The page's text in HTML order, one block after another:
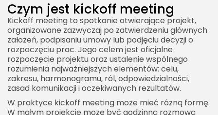
Czym jest kickoff meeting
Kickoff meeting to spotkanie otwierające projekt,
organizowane zazwyczaj po zatwierdzeniu głównych
założeń, podpisaniu umowy lub podjęciu decyzji o
rozpoczęciu prac. Jego celem jest oficjalne
rozpoczęcie projektu oraz ustalenie wspólnego
rozumienia najważniejszych elementów: celu,
zakresu, harmonogramu, ról, odpowiedzialności,
zasad komunikacji i oczekiwanych rezultatów.
W praktyce kickoff meeting może mieć różną formę.
W małym projekcie może być godzinną rozmową
Kickoff meeting w małych zespołach
Przykładowy przebieg kickoff meetingu
Cechy dobrego kickoff meetingu
Kickoff meeting jako narzędzie ograniczania
ryzyka
Kickoff meeting a kultura organizacyjna
Kickoff meeting jako inwestycja w skuteczność